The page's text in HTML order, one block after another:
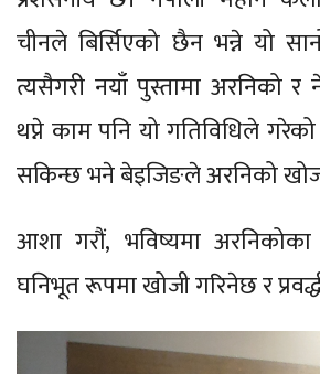
चीनले बिर्सिएको छैन भन्ने यो
त्यसैगरी नयाँ पुस्तामा अरनिको र
थप्ने काम पनि यो गतिविधिले
सकिन्छ भने बेइजिङले अरनिको
आशा गरौं, भविष्यमा
घनिभूत रूपमा खोजी गरिनेछ र